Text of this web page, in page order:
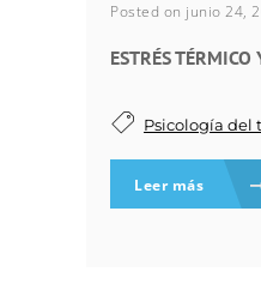
Posted on junio 24,
ESTRÉS
Psicología del
Leer más